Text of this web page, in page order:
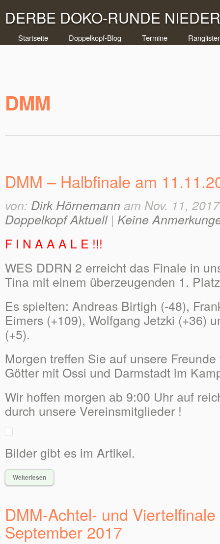
DERBE DOKO-RUNDE
Startseite Doppelkopf-Blog Termine
DMM
DMM – Halbfinale am
von: Dirk Hörnemann am Nov. 11,
Doppelkopf Aktuell| Keine
F I N A A A L E !!!
WES DDRN 2 erreicht das Finale in
Tina mit einem überzeugenden 1.
Es spielten: Andreas Birtigh (-48),
Eimers (+109), Wolfgang Jetzki (+36)
(+5).
Morgen treffen Sie auf unsere
Götter mit Ossi und Darmstadt im
Wir hoffen morgen ab 9:00 Uhr auf
durch unsere Vereinsmitglieder !
Bilder gibt es im Artikel.
Weiterlesen
DMM-Achtel- und
September 2017